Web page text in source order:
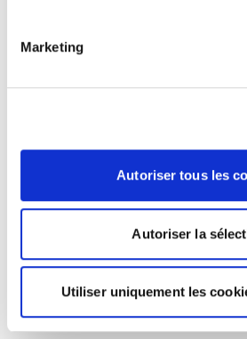
Marketing
Autoriser tous les
Autoriser la
Utiliser uniquement les